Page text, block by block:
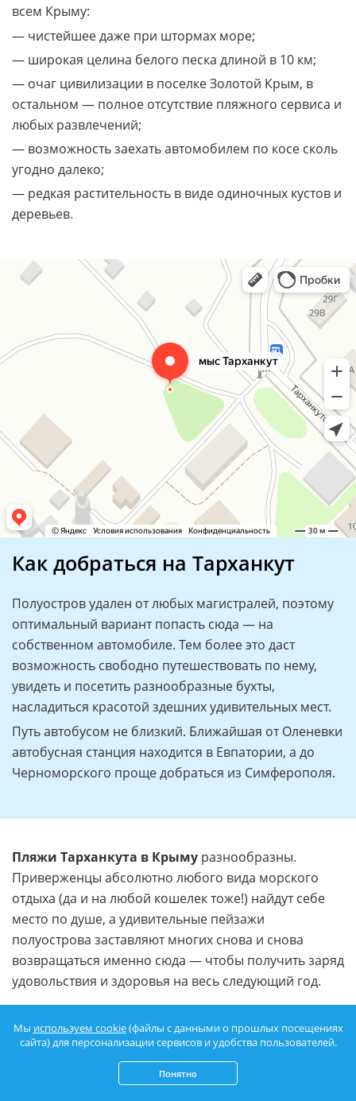
всем Крыму:
— чистейшее даже при штормах море;
— широкая целина белого песка длиной в 10 км;
— очаг цивилизации в поселке Золотой Крым, в
остальном — полное отсутствие пляжного сервиса и
любых развлечений;
— возможность заехать автомобилем по косе сколь
угодно далеко;
— редкая растительность в виде одиночных кустов и
деревьев.
Как добраться на Тарханкут
Полуостров удален от любых магистралей, поэтому
оптимальный вариант попасть сюда — на
собственном автомобиле. Тем более это даст
возможность свободно путешествовать по нему,
увидеть и посетить разнообразные бухты,
насладиться красотой здешних удивительных мест.
Путь автобусом не близкий. Ближайшая от Оленевки
автобусная станция находится в Евпатории, а до
Черноморского проще добраться из Симферополя.
Пляжи Тарханкута в Крыму разнообразны.
Приверженцы абсолютно любого вида морского
отдыха (да и на любой кошелек тоже!) найдут себе
место по душе, а удивительные пейзажи
полуострова заставляют многих снова и снова
возвращаться именно сюда — чтобы получить заряд
удовольствия и здоровья на весь следующий год.
Мы используем cookie(файлы с данными о прошлых посещениях
сайта) для персонализации сервисов и удобства пользователей.
Понятно